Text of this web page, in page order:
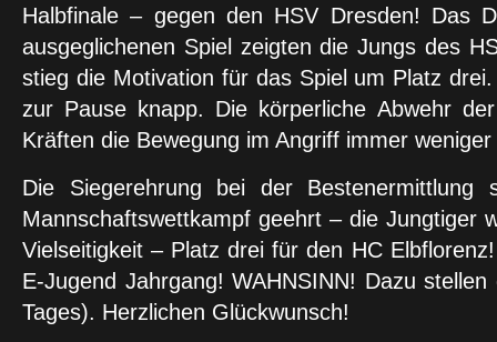
Halbfinale – gegen den HSV Dresden! Das
ausgeglichenen Spiel zeigten die Jungs des
stieg die Motivation für das Spiel um Platz
zur Pause knapp. Die körperliche Abwehr
Kräften die Bewegung im Angriff immer
Die Siegerehrung bei der
Mannschaftswettkampf geehrt – die Jungtiger
Vielseitigkeit – Platz drei für den HC
E-Jugend Jahrgang! WAHNSINN! Dazu
Tages). Herzlichen Glückwunsch!